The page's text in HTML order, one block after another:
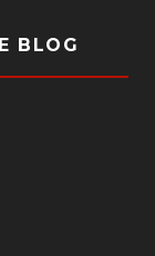
BLOG